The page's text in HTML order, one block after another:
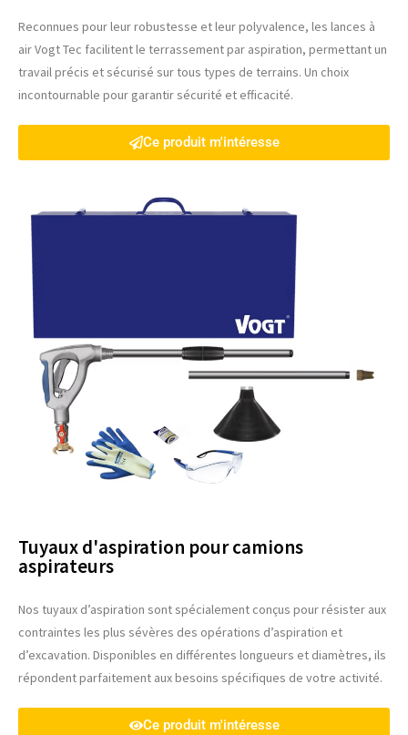
Reconnues pour leur robustesse et leur polyvalence, les lances à
air Vogt Tec facilitent le terrassement par aspiration, permettant un
travail précis et sécurisé sur tous types de terrains. Un choix
incontournable pour garantir sécurité et efficacité.
Ce produit m'intéresse
Tuyaux d'aspiration pour camions
aspirateurs
Nos tuyaux d’aspiration sont spécialement conçus pour résister aux
contraintes les plus sévères des opérations d’aspiration et
d’excavation. Disponibles en différentes longueurs et diamètres, ils
répondent parfaitement aux besoins spécifiques de votre activité.
Ce produit m'intéresse